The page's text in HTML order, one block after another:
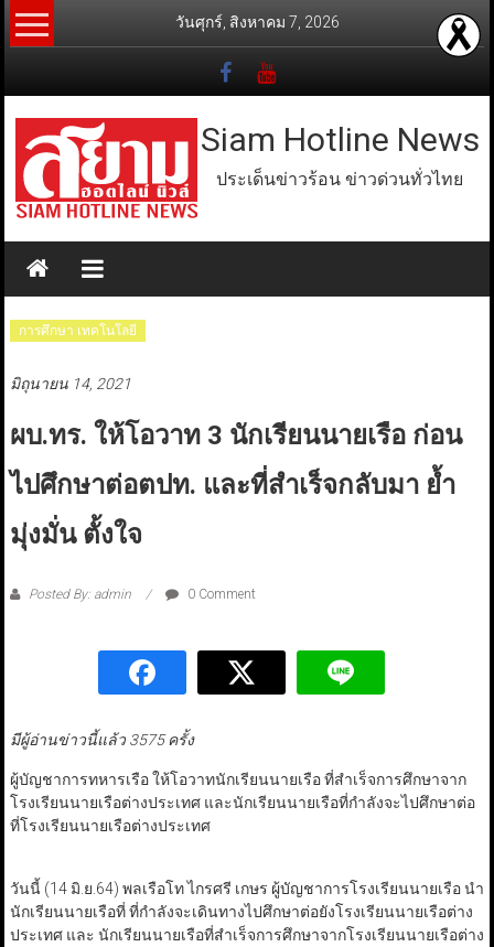
Skip
to
วันศุกร์, สิงหาคม 7, 2026
Siam Hotline News
ประเด็นข่าวร้อน ข่าวด่วนทั่วไทย
การศึกษา เทคโนโลยี
มิถุนายน 14, 2021
ผบ.ทร. ให้โอวาท 3 นักเรียนนายเรือ ก่อน
ไปศึกษาต่อตปท. และที่สำเร็จกลับมา ย้ำ
มุ่งมั่น ตั้งใจ
Posted By: admin 0 Comment
มีผู้อ่านข่าวนี้แล้ว 3575 ครั้ง
ผู้บัญชาการทหารเรือ ให้โอวาทนักเรียนนายเรือ ที่สำเร็จการศึกษาจาก
โรงเรียนนายเรือต่างประเทศ และนักเรียนนายเรือที่กำลังจะไปศึกษาต่อ
ที่โรงเรียนนายเรือต่างประเทศ
วันนี้ (14 มิ.ย.64) พลเรือโท ไกรศรี เกษร ผู้บัญชาการโรงเรียนนายเรือ นำ
นักเรียนนายเรือที่ ที่กำลังจะเดินทางไปศึกษาต่อยังโรงเรียนนายเรือต่าง
ประเทศ และ นักเรียนนายเรือที่สำเร็จการศึกษาจากโรงเรียนนายเรือต่าง